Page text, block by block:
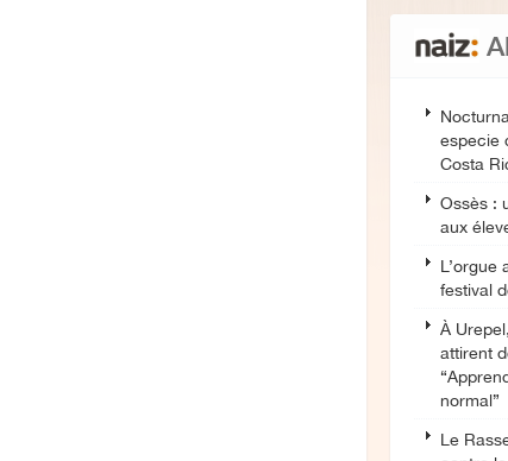
especie
Costa
Ossès :
aux
L’orgue
festival
À
attirent
normal”
Le